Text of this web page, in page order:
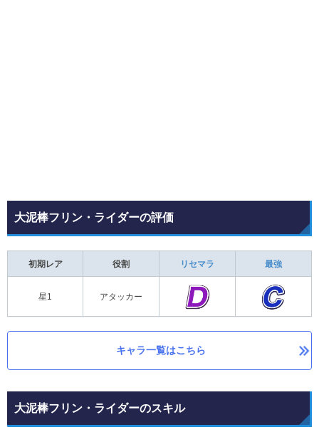
大泥棒フリン・ライダーの評価
初期レア 役割 リセマラ 最強
星1 アタッカー
キャラ一覧はこちら
大泥棒フリン・ライダーのスキル